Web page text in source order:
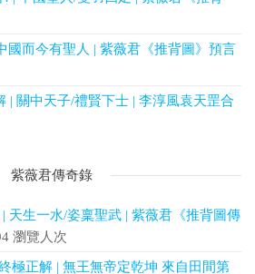
國而今有聖人 | 紫薇君《推背圖》預言
| 關中天子/禮賢下士 | 李淳風袁天罡合
紫薇君傳奇錄
天生一水/姿稟聖武 | 紫薇君《推背圖傳
瀏覽人次
極正解 | 無王無帝定乾坤 來自田間第